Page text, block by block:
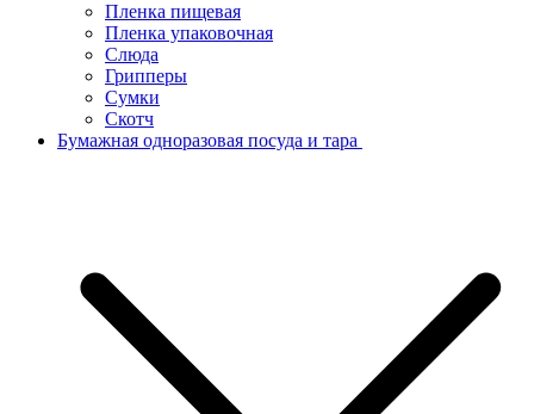
Пленка пищевая
Пленка упаковочная
Слюда
Грипперы
Сумки
Скотч
Бумажная одноразовая посуда и тара